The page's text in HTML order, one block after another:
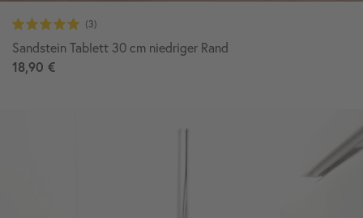
Sandstein Tablett 30 cm niedriger Rand
18,90 €